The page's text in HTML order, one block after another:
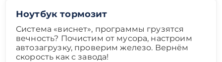
Ноутбук тормозит
Система «виснет», программы грузятся
вечность? Почистим от мусора, настроим
автозагрузку, проверим железо. Вернём
скорость как с завода!